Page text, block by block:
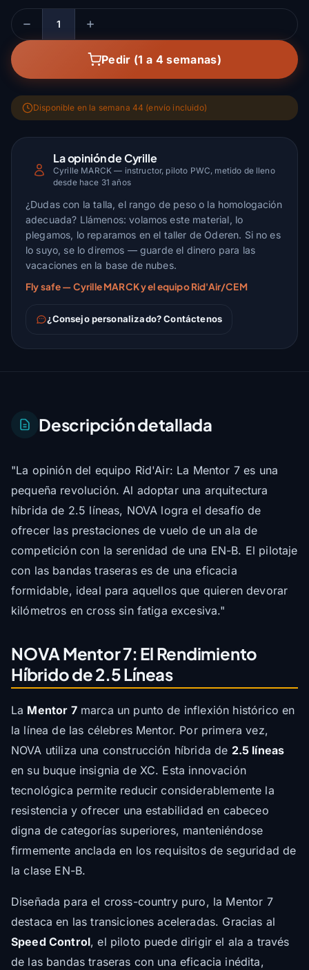
Cantidad
Pedir (1 a 4 semanas)
Disponible en la semana 44 (envío incluido)
La opinión de Cyrille
Cyrille MARCK — instructor, piloto PWC, metido de lleno
desde hace 31 años
¿Dudas con la talla, el rango de peso o la homologación
adecuada? Llámenos: volamos este material, lo
plegamos, lo reparamos en el taller de Oderen. Si no es
lo suyo, se lo diremos — guarde el dinero para las
vacaciones en la base de nubes.
Fly safe — Cyrille MARCK y el equipo Rid'Air/CEM
¿Consejo personalizado? Contáctenos
Descripción detallada
"La opinión del equipo Rid'Air: La Mentor 7 es una
pequeña revolución. Al adoptar una arquitectura
híbrida de 2.5 líneas, NOVA logra el desafío de
ofrecer las prestaciones de vuelo de un ala de
competición con la serenidad de una EN-B. El pilotaje
con las bandas traseras es de una eficacia
formidable, ideal para aquellos que quieren devorar
kilómetros en cross sin fatiga excesiva."
NOVA Mentor 7: El Rendimiento
Híbrido de 2.5 Líneas
La Mentor 7marca un punto de inflexión histórico en
la línea de las célebres Mentor. Por primera vez,
NOVA utiliza una construcción híbrida de 2.5 líneas
en su buque insignia de XC. Esta innovación
tecnológica permite reducir considerablemente la
resistencia y ofrecer una estabilidad en cabeceo
digna de categorías superiores, manteniéndose
firmemente anclada en los requisitos de seguridad de
la clase EN-B.
Diseñada para el cross-country puro, la Mentor 7
destaca en las transiciones aceleradas. Gracias al
Speed Control, el piloto puede dirigir el ala a través
de las bandas traseras con una eficacia inédita,